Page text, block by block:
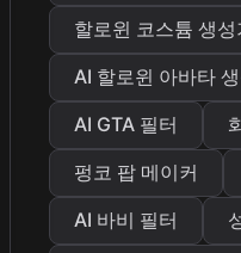
할로윈 코스튬 생성
AI 할로윈 아바타
AI GTA 필터
펑코 팝 메이커
AI 바비 필터